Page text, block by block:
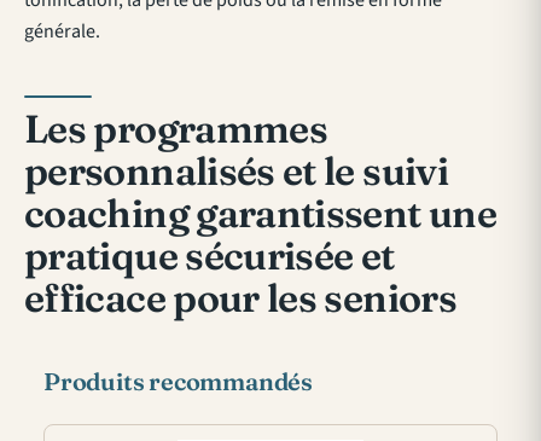
générale.
Les programmes
personnalisés et le suivi
coaching garantissent une
pratique sécurisée et
efficace pour les seniors
Produits recommandés